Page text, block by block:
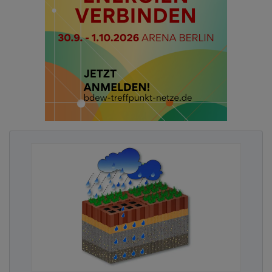
Kommunalwirtschaft!
Energieeffizienz und Schallschutz im
Ob das HDF 68 für schlanke Einbausituationen
oder das HDF 82 mit mehr Bautiefe für höchste
Dämmwerte zum Einsatz kommt: Beide Systeme
verbinden Denkmalschutz mit modernen
und Langlebigkeit. Das schlanke Modell HDF 68
erreicht einen Uw-Wert von bis zu 1,0 W/m²K, das
HDF 82 sogar bis zu 0,72 W/m²K – jeweils bei
gleichzeitig hohem Schallschutz bis zu 45 dB.
Damit erfüllen die modernen Fenster höchste
Standards, die im Denkmalschutz energetisch
Ein technisches Highlight bei allen Holz-